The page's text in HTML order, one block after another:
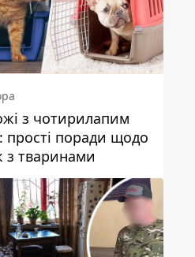
з чотирилапим
прості поради щодо
з тваринами